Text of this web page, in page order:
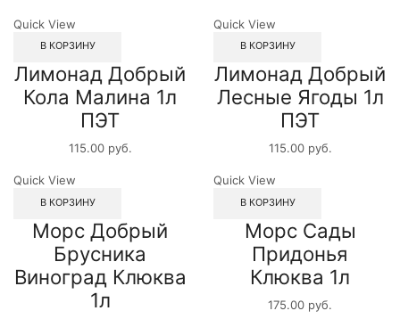
Quick View
В КОРЗИНУ
Лимонад Добрый
Кола Малина 1л
ПЭТ
115.00 руб.
Quick View
В КОРЗИНУ
Лимонад Добрый
Лесные Ягоды 1л
ПЭТ
115.00 руб.
Quick View
В КОРЗИНУ
Морс Добрый
Брусника
Виноград Клюква
1л
Quick View
В КОРЗИНУ
Морс Сады
Придонья
Клюква 1л
175.00 руб.